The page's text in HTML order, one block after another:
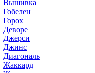
Вышивка
Гобелен
Горох
Деворе
Джерси
Джинс
Диагональ
Жаккард